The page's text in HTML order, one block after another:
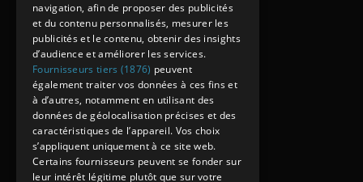
navigation, afin de proposer des publicités
et du contenu personnalisés, mesurer les
publicités et le contenu, obtenir des insights
d’audience et améliorer les services.
Fournisseurs tiers (1876) peuvent
également traiter vos données à ces fins et
à d’autres, notamment en utilisant des
données de géolocalisation précises et des
caractéristiques de l’appareil. Vos choix
s’appliquent uniquement à ce site web.
Certains fournisseurs peuvent se fonder sur
leur intérêt légitime plutôt que sur votre